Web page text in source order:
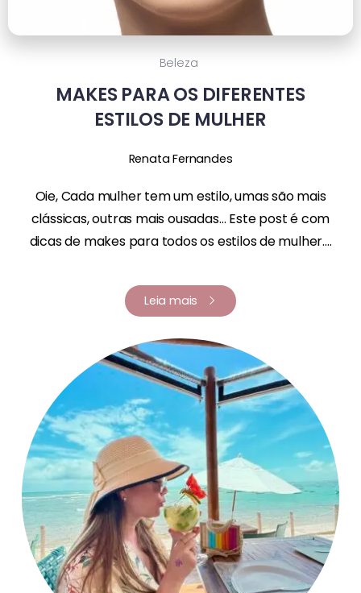
Beleza
MAKES PARA OS DIFERENTES
ESTILOS DE MULHER
Renata Fernandes
Oie, Cada mulher tem um estilo, umas são mais
clássicas, outras mais ousadas… Este post é com
dicas de makes para todos os estilos de mulher....
Leia mais
Renata Fernandes